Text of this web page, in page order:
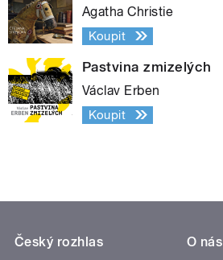
Agatha Christie
Koupit
Pastvina zmizelých
Václav Erben
Koupit
Český rozhlas
O nás